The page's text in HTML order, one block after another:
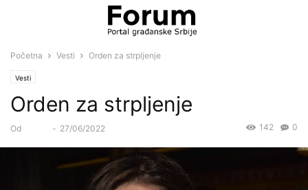
Početna Vesti Orden za strpljenje
Vesti
Orden za strpljenje
Od - 27/06/2022 0
142